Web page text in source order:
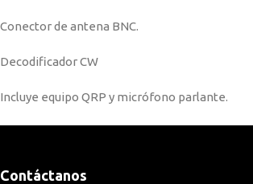
Conector de antena BNC.
Decodificador CW
Incluye equipo QRP y micrófono parlante.
Contáctanos